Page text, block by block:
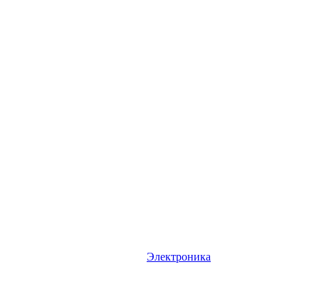
Электроника